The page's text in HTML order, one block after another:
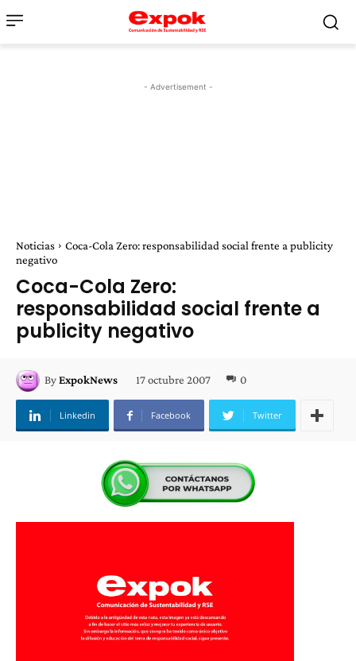
- Advertisement -
Noticias
Coca-Cola Zero: responsabilidad social frente a publicity
negativo
Coca-Cola Zero:
responsabilidad social frente a
publicity negativo
ByExpokNews 17 octubre 2007 0
Linkedin Facebook Twitter